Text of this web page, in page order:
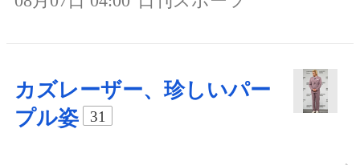
カズレーザー、珍しいパー
プル姿
31